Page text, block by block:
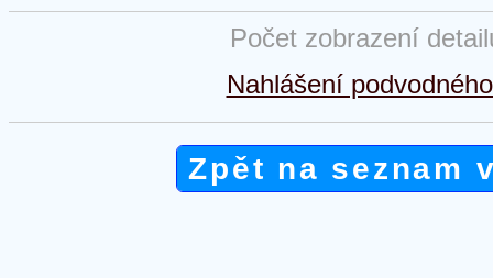
Počet zobrazení
Nahlášení
Zpět na seznam